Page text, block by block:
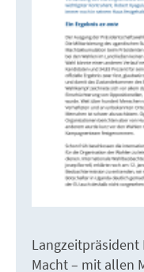
Langzeitpräsident
Macht – mit allen